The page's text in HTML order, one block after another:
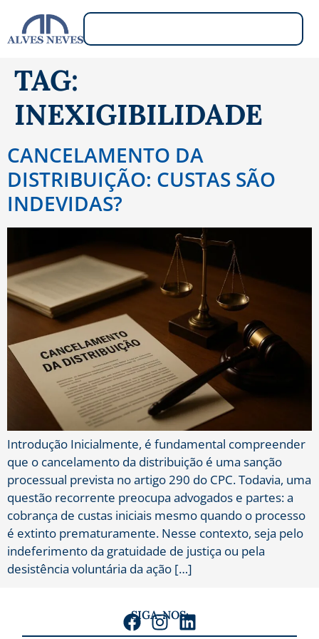
TAG:
INEXIGIBILIDADE
CANCELAMENTO DA
DISTRIBUIÇÃO: CUSTAS SÃO
INDEVIDAS?
Introdução Inicialmente, é fundamental compreender
que o cancelamento da distribuição é uma sanção
processual prevista no artigo 290 do CPC. Todavia, uma
questão recorrente preocupa advogados e partes: a
cobrança de custas iniciais mesmo quando o processo
é extinto prematuramente. Nesse contexto, seja pelo
indeferimento da gratuidade de justiça ou pela
desistência voluntária da ação […]
SIGA-NOS: